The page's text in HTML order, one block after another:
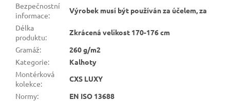
Bezpečnostní
informace:
Výrobek musí být používán za účelem, za
Délka
produktu:
Zkrácená velikost 170-176 cm
Gramáž:
260 g/m2
Kategorie:
Kalhoty
Montérková
kolekce:
CXS LUXY
Normy:
EN ISO 13688